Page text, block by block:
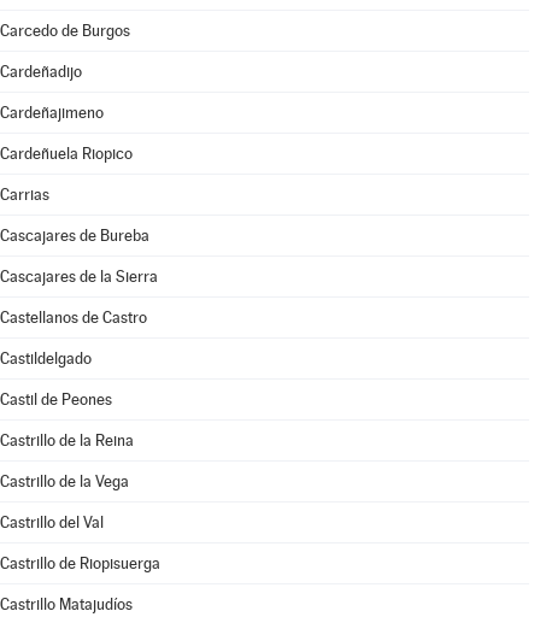
Carcedo de Burgos
Cardeñadijo
Cardeñajimeno
Cardeñuela Riopico
Carrias
Cascajares de Bureba
Cascajares de la Sierra
Castellanos de Castro
Castildelgado
Castil de Peones
Castrillo de la Reina
Castrillo de la Vega
Castrillo del Val
Castrillo de Riopisuerga
Castrillo Matajudíos